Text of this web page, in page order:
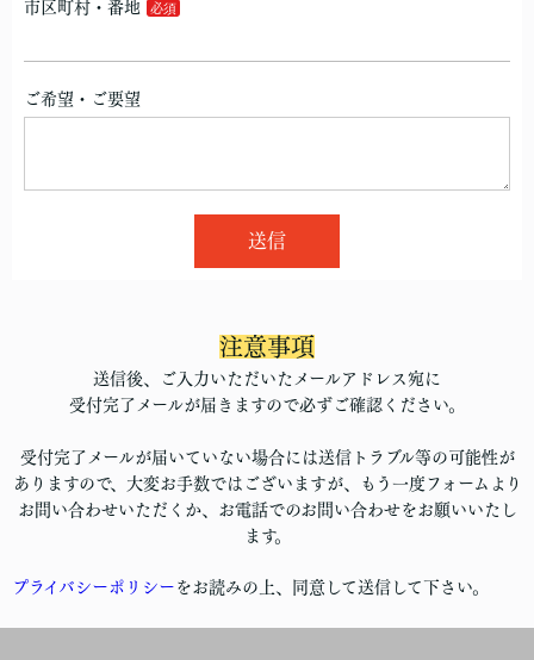
市区町村・番地
ご希望・ご要望
送信
注意事項
送信後、ご入力いただいたメールアドレス宛に
受付完了メールが届きますので必ずご確認ください。
受付完了メールが届いていない場合には送信トラブル等の可能性が
ありますので、大変お手数ではございますが、もう一度フォームより
お問い合わせいただくか、お電話でのお問い合わせをお願いいたし
ます。
プライバシーポリシー をお読みの上、同意して送信して下さい。